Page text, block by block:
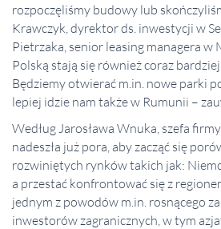
rozpoczęliśmy budowy lub
Krawczyk, dyrektor ds. inwestycji w
Pietrzaka, senior leasing managera w
Polską stają się również coraz
Będziemy otwierać m.in. nowe parki
lepiej idzie nam także w Rumunii –
Według Jarosława Wnuka, szefa
nadeszła już pora, aby zacząć się
rozwiniętych rynków takich jak:
a przestać konfrontować się z
jednym z powodów m.in. rosnącego
inwestorów zagranicznych, w tym